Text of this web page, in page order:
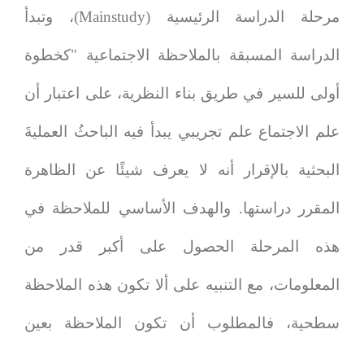
مرحلة الدراسة الرئيسية (Mainstudy)، وتبدأ
الدراسة المسبقة بالملاحظة الاجتماعية "كخطوة
أولى للسير في طريق بناء النظرية، على اعتبار أن
علم الاجتماع علم تجريبي يبدأ فيه الباحثُ العمليةَ
البحثية بالإقرار أنه لا يعرف شيئًا عن الظاهرة
المقرر دراستها. والهدف الأساسي للملاحظة في
هذه المرحلة الحصول على أكبر قدر من
المعلومات، مع التنبيه على ألا تكون هذه الملاحظة
سطحية، فالمطلوب أن تكون الملاحظة بعين